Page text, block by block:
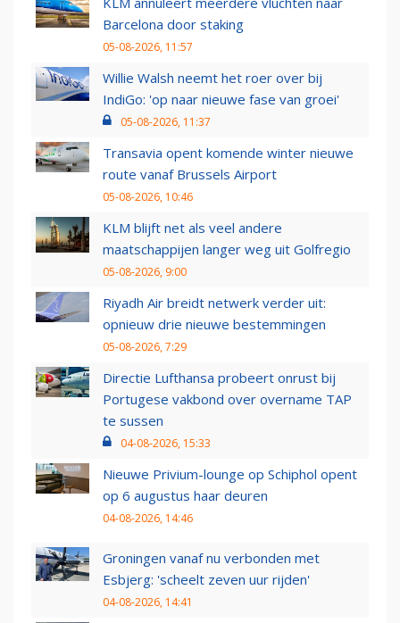
Barcelona door staking
05-08-2026, 11:57
Willie Walsh neemt het roer over bij
IndiGo: 'op naar nieuwe fase van groei'
05-08-2026, 11:37
Transavia opent komende winter nieuwe
route vanaf Brussels Airport
05-08-2026, 10:46
KLM blijft net als veel andere
maatschappijen langer weg uit Golfregio
05-08-2026, 9:00
Riyadh Air breidt netwerk verder uit:
opnieuw drie nieuwe bestemmingen
05-08-2026, 7:29
Directie Lufthansa probeert onrust bij
Portugese vakbond over overname TAP
te sussen
04-08-2026, 15:33
Nieuwe Privium-lounge op Schiphol opent
op 6 augustus haar deuren
04-08-2026, 14:46
Groningen vanaf nu verbonden met
Esbjerg: 'scheelt zeven uur rijden'
04-08-2026, 14:41